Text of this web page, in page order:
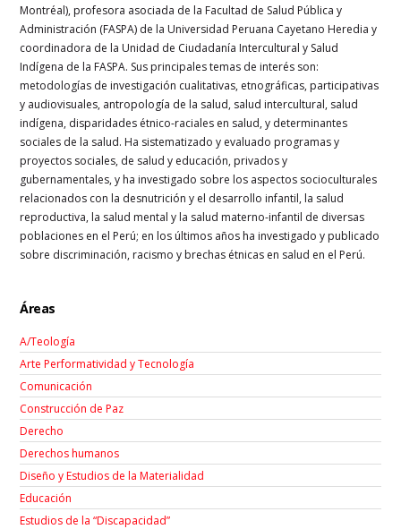
Montréal), profesora asociada de la Facultad de Salud Pública y
Administración (FASPA) de la Universidad Peruana Cayetano Heredia y
coordinadora de la Unidad de Ciudadanía Intercultural y Salud
Indígena de la FASPA. Sus principales temas de interés son:
metodologías de investigación cualitativas, etnográficas, participativas
y audiovisuales, antropología de la salud, salud intercultural, salud
indígena, disparidades étnico-raciales en salud, y determinantes
sociales de la salud. Ha sistematizado y evaluado programas y
proyectos sociales, de salud y educación, privados y
gubernamentales, y ha investigado sobre los aspectos socioculturales
relacionados con la desnutrición y el desarrollo infantil, la salud
reproductiva, la salud mental y la salud materno-infantil de diversas
poblaciones en el Perú; en los últimos años ha investigado y publicado
sobre discriminación, racismo y brechas étnicas en salud en el Perú.
Áreas
A/Teología
Arte Performatividad y Tecnología
Comunicación
Construcción de Paz
Derecho
Derechos humanos
Diseño y Estudios de la Materialidad
Educación
Estudios de la “Discapacidad”